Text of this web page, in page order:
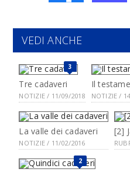
VEDI ANCHE
3
Tre cadaveri
NOTIZIE / 11/09/2018
Il
NOTIZIE /
La valle dei cadaveri
NOTIZIE / 11/02/2016
[2]
2